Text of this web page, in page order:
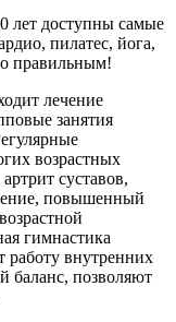
лет доступны самые
пилатес, йога,
правильным!
лечение
занятия
возрастных
суставов,
повышенный
гимнастика
работу внутренних
баланс, позволяют